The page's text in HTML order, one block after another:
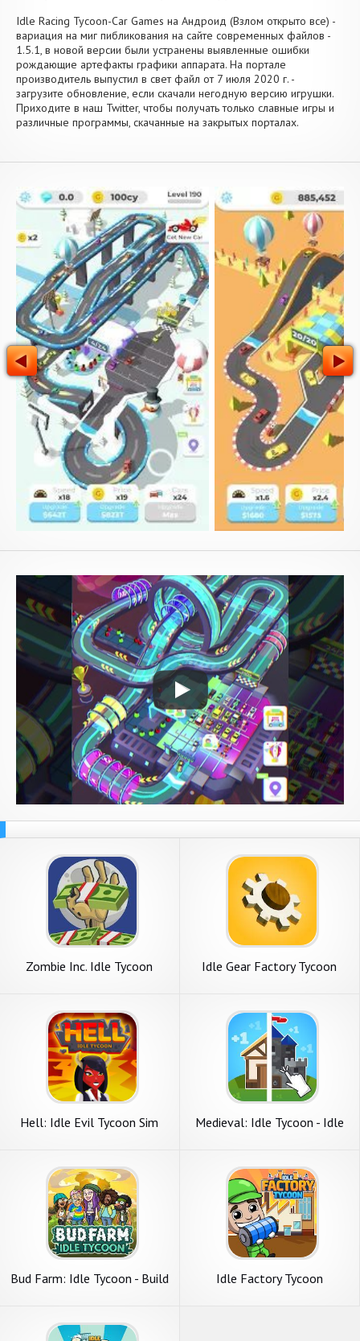
Idle Racing Tycoon-Car Games на Андроид (Взлом открыто все) -
вариация на миг пибликования на сайте современных файлов -
1.5.1, в новой версии были устранены выявленные ошибки
рождающие артефакты графики аппарата. На портале
производитель выпустил в свет файл от 7 июля 2020 г. -
загрузите обновление, если скачали негодную версию игрушки.
Приходите в наш Twitter, чтобы получать только славные игры и
различные программы, скачанные на закрытых порталах.
Zombie Inc. Idle Tycoon
Idle Gear Factory Tycoon
Hell: Idle Evil Tycoon Sim
Medieval: Idle Tycoon - Idle
Bud Farm: Idle Tycoon - Build
Idle Factory Tycoon